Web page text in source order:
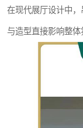
在现代展厅设计中
与造型直接影响整体